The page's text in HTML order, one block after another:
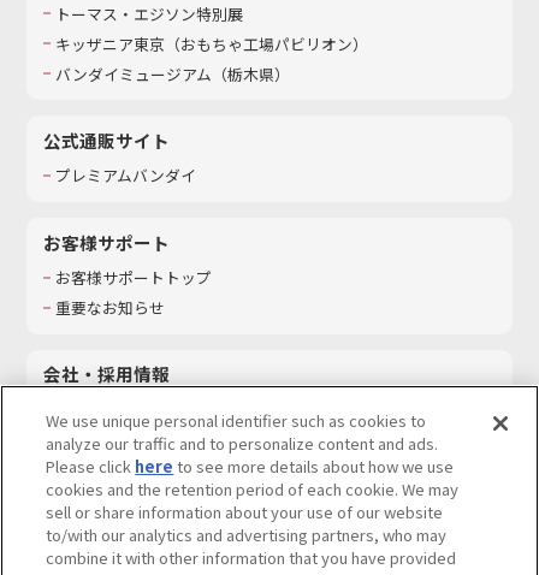
トーマス・エジソン特別展
キッザニア東京（おもちゃ工場パビリオン）​
バンダイミュージアム（栃木県）
公式通販サイト
プレミアムバンダイ
お客様サポート
お客様サポートトップ
重要なお知らせ
会社・採用情報
採用情報
サステナビリティ
お問い合わせ
We use unique personal identifier such as cookies to
analyze our traffic and to personalize content and ads.
Please click here to see more details about how we use
cookies and the retention period of each cookie. We may
sell or share information about your use of our website
to/with our analytics and advertising partners, who may
combine it with other information that you have provided